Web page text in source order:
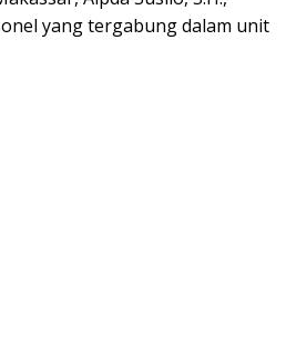
yang tergabung dalam unit